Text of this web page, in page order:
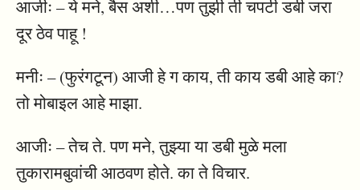
आजीः – ये मने, बैस अशी…पण तुझी ती चपटी डबी जरा
दूर ठेव पाहू !
मनीः – (फुरंगटून) आजी हे ग काय, ती काय डबी आहे का?
तो मोबाइल आहे माझा.
आजीः – तेच ते. पण मने, तुझ्या या डबी मुळे मला
तुकारामबुवांची आठवण होते. का ते विचार.